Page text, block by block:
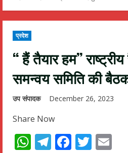
प्रदेश
‘‘ हैं तैयार हम’’
समन्वय समिति की
उप संपादक December 26, 2023
Share Now
WhatsApp
Telegram